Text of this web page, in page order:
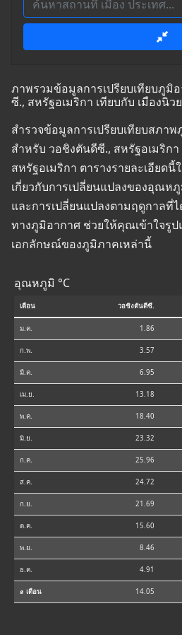
ภาพรวมข้อมูลการเปรียบเทียบภูมิ
ซี., สหรัฐอเมริกา เทียบกับ เมืองนิว
สำรวจข้อมูลการเปรียบเทียบสภา
สำหรับ วอชิงตันดีซี., สหรัฐอเมริกา
สหรัฐอเมริกา ตารางรายละเอียด
เกี่ยวกับการเปลี่ยนแปลงของอุณ
และการเปลี่ยนแปลงตามฤดูกาลที่
ทางภูมิอากาศ ช่วยให้คุณเข้าใจรู
เอกลักษณ์ของภูมิภาคเหล่านี้
อุณหภูมิ °C
เดือน วอชิงตันดีซี.
ม.ค. 1.86
ก.พ. 3.57
มี.ค. 6.95
เม.ย. 13.18
พ.ค. 18.40
มิ.ย. 23.32
ก.ค. 25.96
ส.ค. 24.72
ก.ย. 21.69
ต.ค. 15.60
พ.ย. 8.46
ธ.ค. 4.91
⌀ เดือน 14.05